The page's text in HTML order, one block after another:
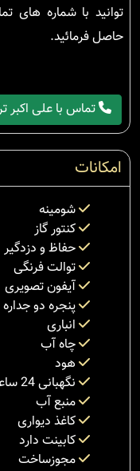
توانید با شماره
حاصل فرمائید.
تماس با علی اکبر
امکانات
شومینه
کنتور گاز
حفاظ و دزدگیر
توالت فرنگی
آیفون تصویری
پنجره دو جداره
انباری
چاه آب
هود
نگهبانی 24 ساعته
منبع آب
کاغذ دیواری
کابینت دارد
مجوزساخت